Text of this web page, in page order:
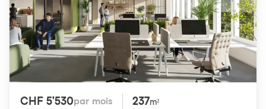
CHF 5'530par mois 237m²